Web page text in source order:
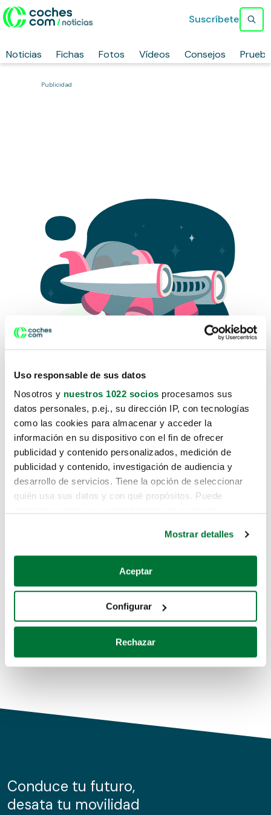
Uso responsable de sus datos
Nosotros y nuestros 1022 socios procesamos sus
datos personales, p.ej., su dirección IP, con tecnologías
como las cookies para almacenar y acceder la
información en su dispositivo con el fin de ofrecer
publicidad y contenido personalizados, medición de
publicidad y contenido, investigación de audiencia y
desarrollo de servicios. Tiene la opción de seleccionar
quién usa sus datos y con qué propósitos. Puede
Si lo permite, también quisiéramos:
Recopilar información sobre su ubicación geográfica
Identificar su dispositivo analizándolo activamente
para buscar características específicas (huellas
Obtenga más información sobre cómo se procesan sus
de cookies.
información sobre el uso que haga del sitio web con
nuestros partners de redes sociales, publicidad y análisis
Mostrar detalles
Aceptar
Configurar
Rechazar
Noticias Fichas Fotos Vídeos Consejos
Suscríbete
Publicidad
Lo sentimos, no sabemos como
te hemos traido hasta aquí.
Pero puedes encontrar el coche que estás
buscando en alguno de estos enlaces:
Coches de segunda mano
Coches de km0
Conduce tu futuro,
desata tu movilidad